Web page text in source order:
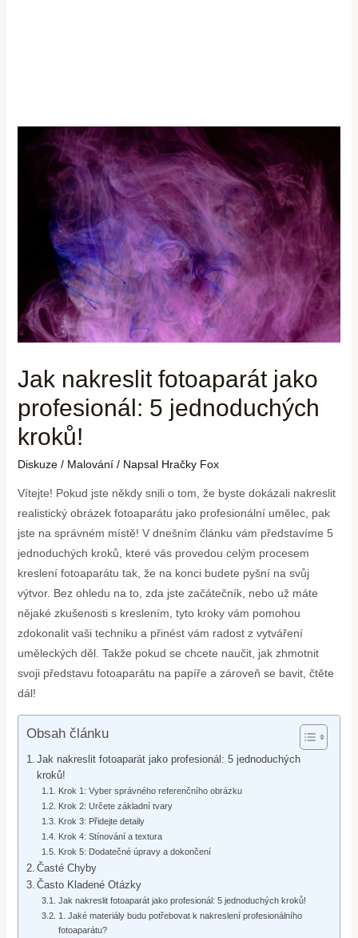
Jak nakreslit fotoaparát jako
profesionál: 5 jednoduchých
kroků!
Diskuze / Malování/ Napsal Hračky Fox
Vítejte! Pokud jste někdy snili o tom, že byste dokázali nakreslit
realistický obrázek fotoaparátu jako profesionální umělec, pak
jste na správném místě! V dnešním článku vám představíme 5
jednoduchých kroků, které vás provedou celým procesem
kreslení fotoaparátu tak, že na konci budete pyšní na svůj
výtvor. Bez ohledu na to, zda jste začátečník, nebo už máte
nějaké zkušenosti s kreslením, tyto kroky vám pomohou
zdokonalit vaši techniku a přinést vám radost z vytváření
uměleckých děl. Takže pokud se chcete naučit, jak zhmotnit
svoji představu fotoaparátu na papíře a zároveň se bavit, čtěte
dál!
Obsah článku
Jak nakreslit fotoaparát jako profesionál: 5 jednoduchých
kroků!
Krok 1: Vyber správného referenčního obrázku
Krok 2: Určete základní tvary
Krok 3: Přidejte detaily
Krok 4: Stínování a textura
Krok 5: Dodatečné úpravy a dokončení
Časté Chyby
Často Kladené Otázky
Jak nakreslit fotoaparát jako profesionál: 5 jednoduchých kroků!
1. Jaké materiály budu potřebovat k nakreslení profesionálního
fotoaparátu?